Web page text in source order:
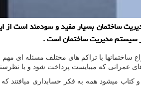
ساختمان بسیار مفید و سودمند است
سیستم مدیریت ساختمان است .
ساختمانها با تراکم های مختلف مسئله ای
عمرانی که میبایست پرداخت شود و یا
میشود همه به فکر حسابداری میافتند که